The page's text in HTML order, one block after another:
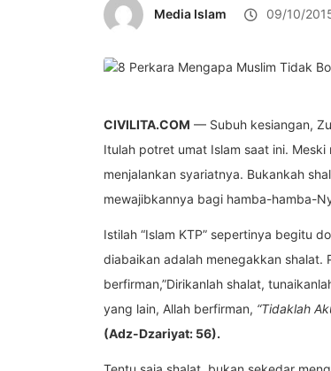
Media Islam 09/10/
CIVILITA.COM — Subuh kesiangan,
Itulah potret umat Islam saat ini.
menjalankan syariatnya. Bukankah
mewajibkannya bagi hamba-hamba-
Istilah “Islam KTP” sepertinya begitu
diabaikan adalah menegakkan shalat.
berfirman,”Dirikanlah shalat,
yang lain, Allah berfirman, “Tidaklah
(Adz-Dzariyat: 56).